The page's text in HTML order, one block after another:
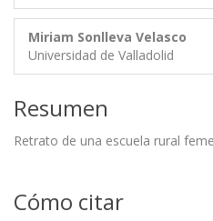
Miriam Sonlleva Velasco
Universidad de Valladolid
Resumen
Retrato de una escuela rural
Cómo citar